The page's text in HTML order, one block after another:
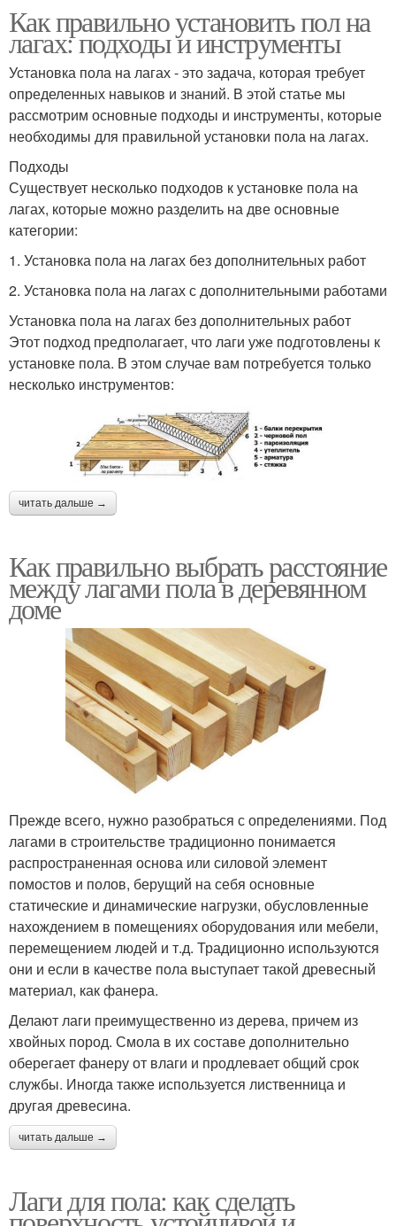
Как правильно установить пол на
лагах: подходы и инструменты
Установка пола на лагах - это задача, которая требует
определенных навыков и знаний. В этой статье мы
рассмотрим основные подходы и инструменты, которые
необходимы для правильной установки пола на лагах.
Подходы
Существует несколько подходов к установке пола на
лагах, которые можно разделить на две основные
категории:
1. Установка пола на лагах без дополнительных работ
2. Установка пола на лагах с дополнительными работами
Установка пола на лагах без дополнительных работ
Этот подход предполагает, что лаги уже подготовлены к
установке пола. В этом случае вам потребуется только
несколько инструментов:
читать дальше →
Как правильно выбрать расстояние
между лагами пола в деревянном
доме
Прежде всего, нужно разобраться с определениями. Под
лагами в строительстве традиционно понимается
распространенная основа или силовой элемент
помостов и полов, берущий на себя основные
статические и динамические нагрузки, обусловленные
нахождением в помещениях оборудования или мебели,
перемещением людей и т.д. Традиционно используются
они и если в качестве пола выступает такой древесный
материал, как фанера.
Делают лаги преимущественно из дерева, причем из
хвойных пород. Смола в их составе дополнительно
оберегает фанеру от влаги и продлевает общий срок
службы. Иногда также используется лиственница и
другая древесина.
читать дальше →
Лаги для пола: как сделать